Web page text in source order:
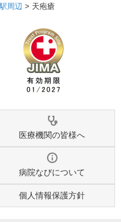
周辺 > 天疱瘡
医療機関の皆様へ
病院なびについて
個人情報保護方針